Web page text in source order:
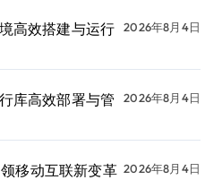
高效搭建与运行
2026年8月4日
库高效部署与管
2026年8月4日
移动互联新变革 2026年8月4日